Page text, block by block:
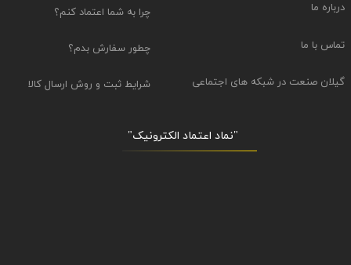
چرا به شما اعتماد کنم؟
چطور سفارش بدم؟
شرایط ثبت و روش ارسال کالا
"نماد اعتماد الکترونیک​​​​​​​"
درباره ما
تماس با ما
گیلان صنعت در شبکه های اجتماعی